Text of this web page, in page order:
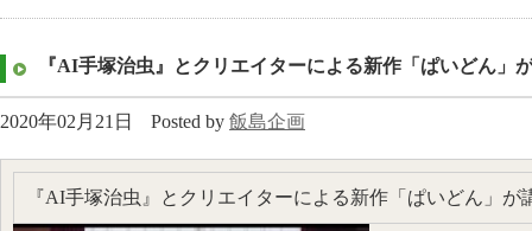
『AI手塚治虫』とクリエイターによる新作「ぱいどん」
2020年02月21日 Posted by 飯島企画
『AI手塚治虫』とクリエイターによる新作「ぱいどん」